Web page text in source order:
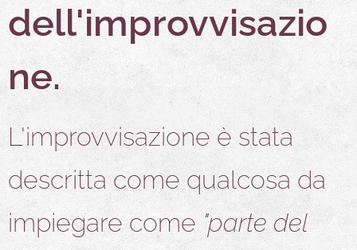
dell'improvvisazio
ne.
L'improvvisazione è stata
descritta come qualcosa da
impiegare come "parte del